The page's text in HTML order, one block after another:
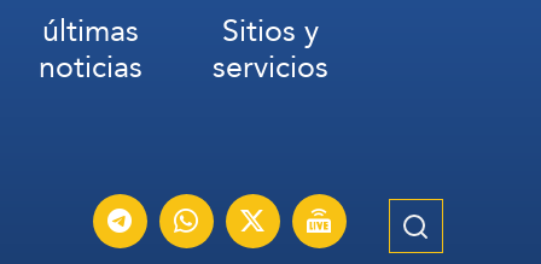
últimas
noticias
Sitios y
servicios